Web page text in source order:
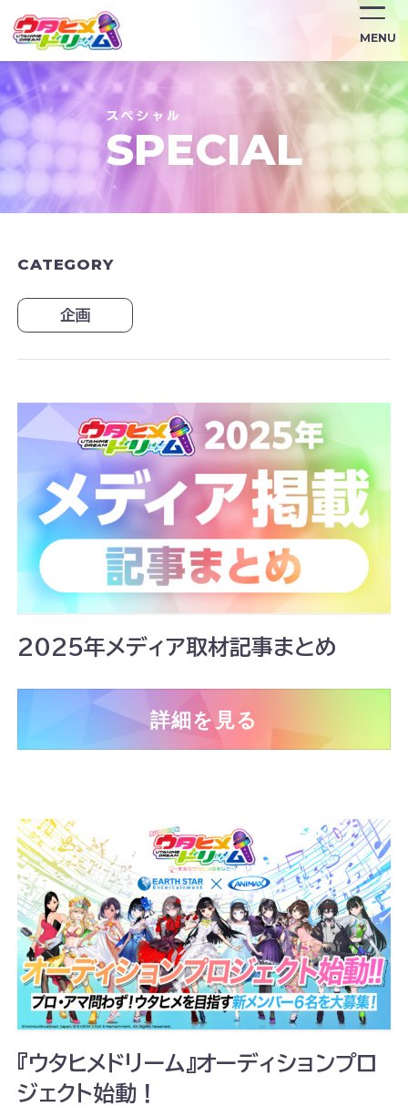
MENU
SPECIAL
CATEGORY
企画
2025年メディア取材記事まとめ
詳細を見る
『ウタヒメドリーム』オーディションプロ
ジェクト始動！